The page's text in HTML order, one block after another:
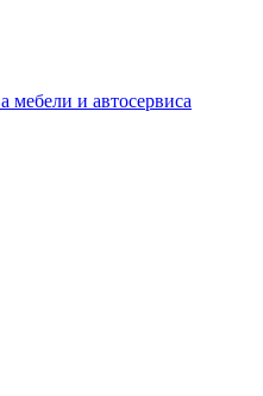
мебели и автосервиса